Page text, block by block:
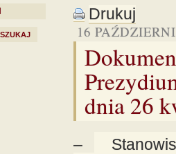
Drukuj
16
dnia 26
–